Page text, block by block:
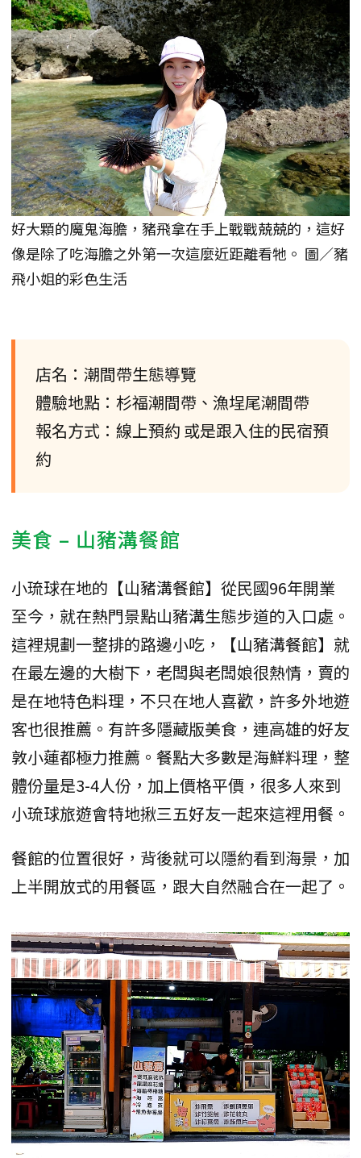
好大顆的魔鬼海膽，豬飛拿在手上戰戰兢兢的，這好
像是除了吃海膽之外第一次這麼近距離看牠。 圖／豬
飛小姐的彩色生活
店名：潮間帶生態導覽
體驗地點：杉福潮間帶、漁埕尾潮間帶
報名方式：線上預約 或是跟入住的民宿預
約
美食 – 山豬溝餐館
小琉球在地的【山豬溝餐館】從民國96年開業
至今，就在熱門景點山豬溝生態步道的入口處。
這裡規劃一整排的路邊小吃，【山豬溝餐館】就
在最左邊的大樹下，老闆與老闆娘很熱情，賣的
是在地特色料理，不只在地人喜歡，許多外地遊
客也很推薦。有許多隱藏版美食，連高雄的好友
敦小蓮都極力推薦。餐點大多數是海鮮料理，整
體份量是3-4人份，加上價格平價，很多人來到
小琉球旅遊會特地揪三五好友一起來這裡用餐。
餐館的位置很好，背後就可以隱約看到海景，加
上半開放式的用餐區，跟大自然融合在一起了。